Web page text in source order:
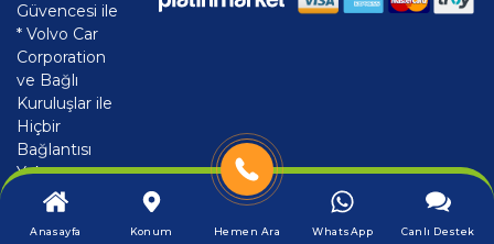
Anasayfa Konum Hemen Ara WhatsApp Canlı Destek
Güvencesi ile
* Volvo Car
Corporation
ve Bağlı
Kuruluşlar ile
Hiçbir
Bağlantısı
Yoktur
®